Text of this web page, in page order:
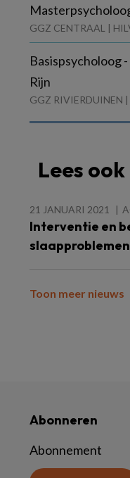
GGZ CENTRAAL |
Basispsycholoog
Rijn
GGZ RIVIERDUINEN
Lees ook
21 JANUARI 2021
Interventie en
Toon meer nieuws
Abonneren
Abonnement